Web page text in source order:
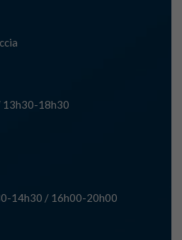
13h30-18h30
14h30 / 16h00-20h00